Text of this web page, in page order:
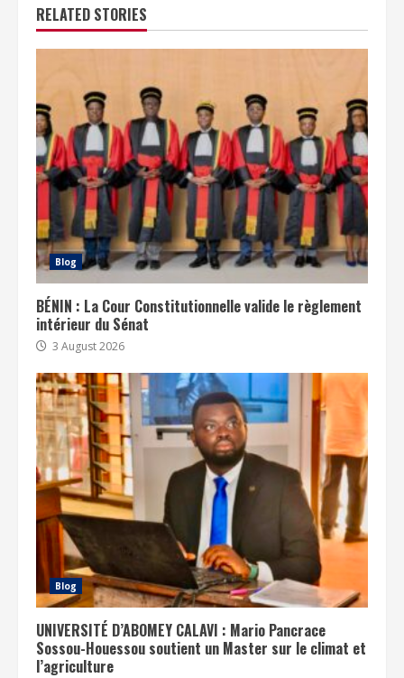
RELATED STORIES
Blog
BÉNIN : La Cour Constitutionnelle valide le règlement
intérieur du Sénat
3 August 2026
Blog
UNIVERSITÉ D’ABOMEY CALAVI : Mario Pancrace
Sossou-Houessou soutient un Master sur le climat et
l’agriculture